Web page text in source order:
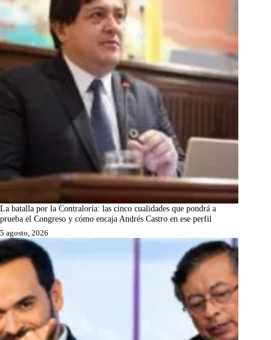
La batalla por la Contraloría: las cinco cualidades que pondrá a
prueba el Congreso y cómo encaja Andrés Castro en ese perfil
5 agosto, 2026